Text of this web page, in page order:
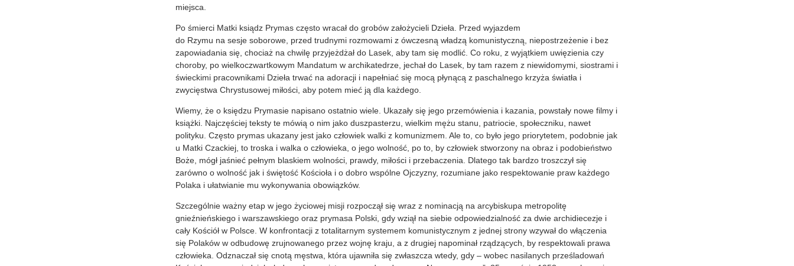
miejsca.
Po śmierci Matki ksiądz Prymas często wracał do grobów założycieli Dzieła. Przed wyjazdem
do Rzymu na sesje soborowe, przed trudnymi rozmowami z ówczesną władzą komunistyczną, niepostrzeżenie i bez
zapowiadania się, chociaż na chwilę przyjeżdżał do Lasek, aby tam się modlić. Co roku, z wyjątkiem uwięzienia czy
choroby, po wielkoczwartkowym Mandatum w archikatedrze, jechał do Lasek, by tam razem z niewidomymi, siostrami i
świeckimi pracownikami Dzieła trwać na adoracji i napełniać się mocą płynącą z paschalnego krzyża światła i
zwycięstwa Chrystusowej miłości, aby potem mieć ją dla każdego.
Wiemy, że o księdzu Prymasie napisano ostatnio wiele. Ukazały się jego przemówienia i kazania, powstały nowe filmy i
książki. Najczęściej teksty te mówią o nim jako duszpasterzu, wielkim mężu stanu, patriocie, społeczniku, nawet
polityku. Często prymas ukazany jest jako człowiek walki z komunizmem. Ale to, co było jego priorytetem, podobnie jak
u Matki Czackiej, to troska i walka o człowieka, o jego wolność, po to, by człowiek stworzony na obraz i podobieństwo
Boże, mógł jaśnieć pełnym blaskiem wolności, prawdy, miłości i przebaczenia. Dlatego tak bardzo troszczył się
zarówno o wolność jak i świętość Kościoła i o dobro wspólne Ojczyzny, rozumiane jako respektowanie praw każdego
Polaka i ułatwianie mu wykonywania obowiązków.
Szczególnie ważny etap w jego życiowej misji rozpoczął się wraz z nominacją na arcybiskupa metropolitę
gnieźnieńskiego i warszawskiego oraz prymasa Polski, gdy wziął na siebie odpowiedzialność za dwie archidiecezje i
cały Kościół w Polsce. W konfrontacji z totalitarnym systemem komunistycznym z jednej strony wzywał do włączenia
się Polaków w odbudowę zrujnowanego przez wojnę kraju, a z drugiej napominał rządzących, by respektowali prawa
człowieka. Odznaczał się cnotą męstwa, która ujawniła się zwłaszcza wtedy, gdy – wobec nasilanych prześladowań